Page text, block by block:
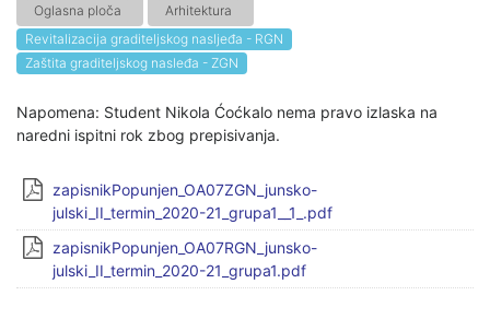
Oglasna ploča
Arhitektura
Revitalizacija graditeljskog nasljeđa - RGN
Zaštita graditeljskog nasleđa - ZGN
Napomena: Student Nikola Ćoćkalo nema pravo izlaska na
naredni ispitni rok zbog prepisivanja.
zapisnikPopunjen_OA07ZGN_junsko-
julski_II_termin_2020-21_grupa1__1_.pdf
zapisnikPopunjen_OA07RGN_junsko-
julski_II_termin_2020-21_grupa1.pdf